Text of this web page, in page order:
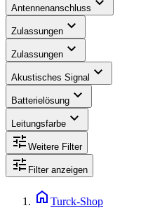
Antennenanschluss
Zulassungen expand_more
Zulassungen expand_more
Akustisches Signal expand_more
Batterielösung expand_more
Leitungsfarbe expand_more
tune Weitere Filter
tune Filter anzeigen
home Turck-Shop